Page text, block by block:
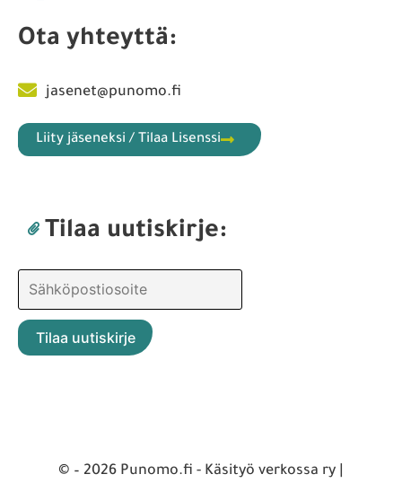
Ota yhteyttä:
jasenet@punomo.fi
Liity jäseneksi / Tilaa Lisenssi
Tilaa uutiskirje:
© – 2026 Punomo.fi - Käsityö verkossa ry |